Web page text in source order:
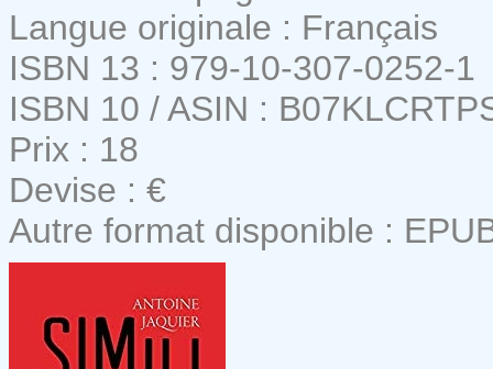
Langue originale : Français
ISBN 13 : 979-10-307-0252-1
ISBN 10 / ASIN :
Prix : 18
Devise : €
Autre format disponible :